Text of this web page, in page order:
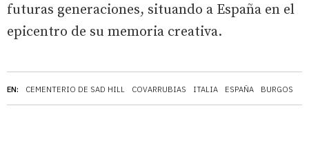
EN: CEMENTERIO DE SAD HILL COVARRUBIAS ITALIA ESPAÑA BURGOS
futuras generaciones, situando a España en el
epicentro de su memoria creativa.